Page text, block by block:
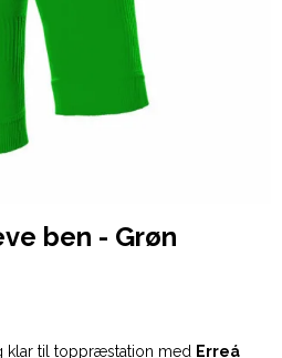
ben - Grøn
klar til toppræstation med Erreá